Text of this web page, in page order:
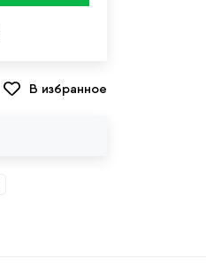
В избранное